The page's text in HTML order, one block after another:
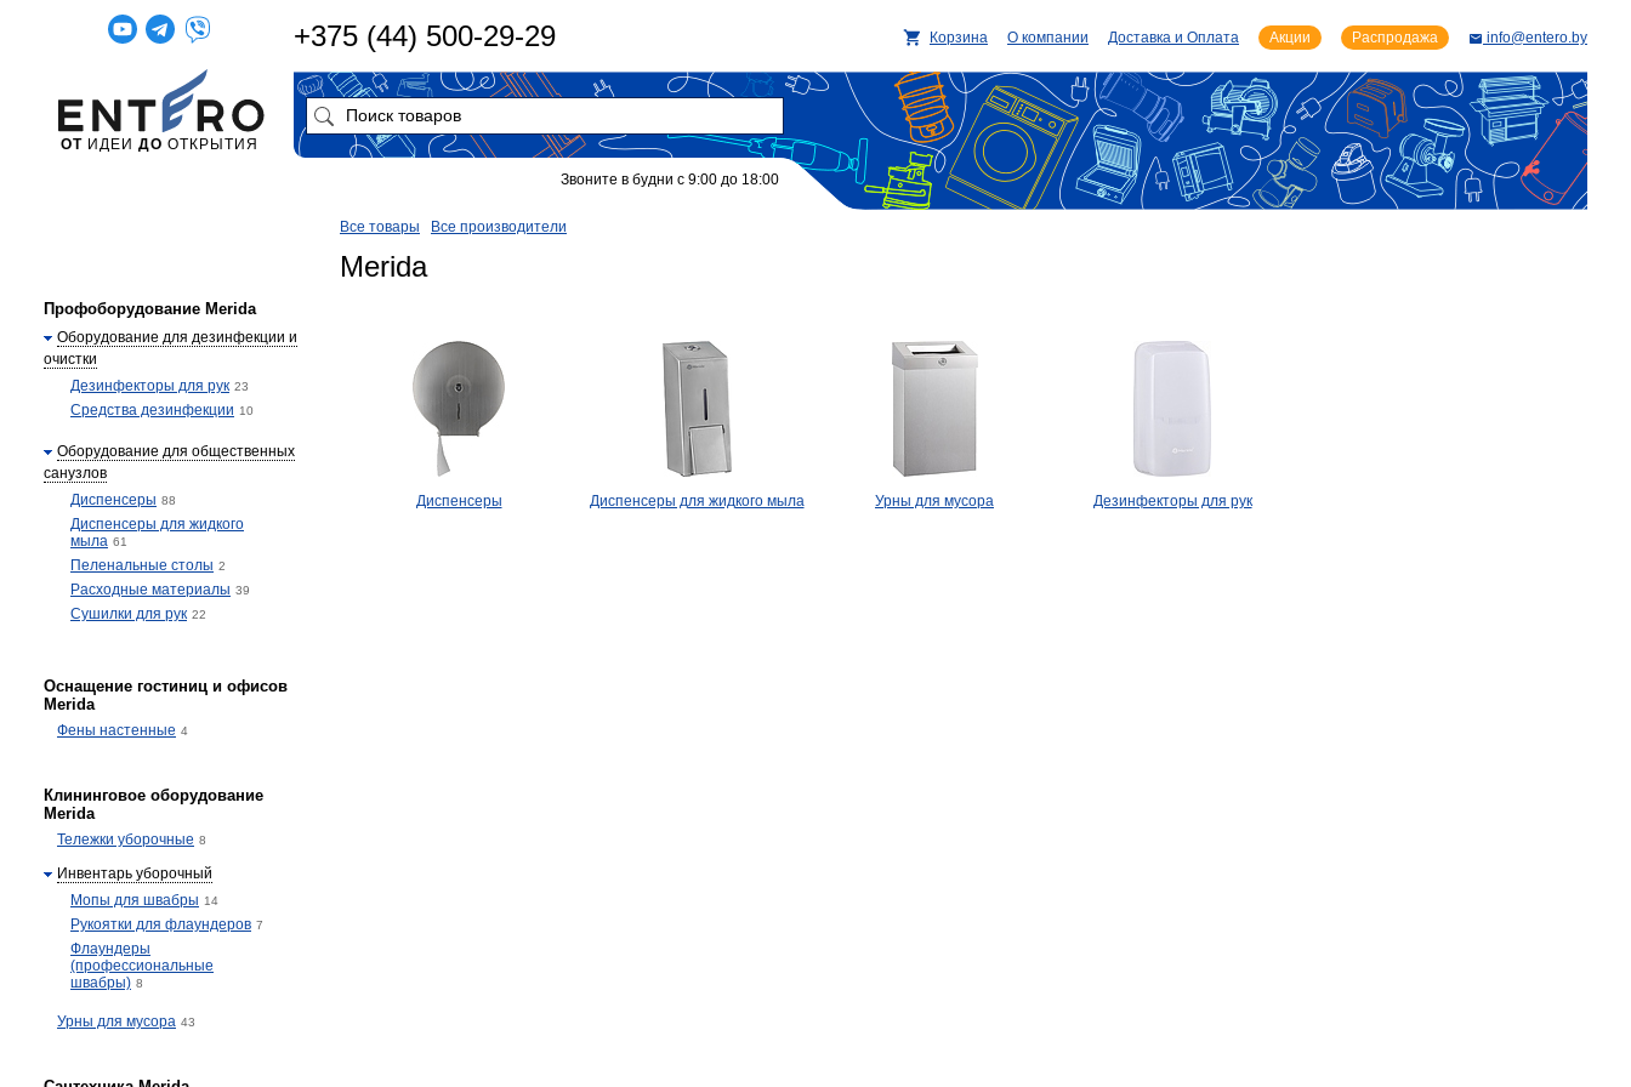
Все товары Все производители
Merida
Диспенсеры Диспенсеры для жидкого мыла Урны для мусора Дезинфекторы для рук
Профоборудование Merida
Оборудование для дезинфекции и
очистки
Дезинфекторы для рук 23
Средства дезинфекции 10
Оборудование для общественных
санузлов
Диспенсеры 88
Диспенсеры для жидкого
мыла 61
Пеленальные столы 2
Расходные материалы 39
Сушилки для рук 22
Оснащение гостиниц и офисов
Merida
Фены настенные 4
Клининговое оборудование
Merida
Тележки уборочные 8
Инвентарь уборочный
Мопы для швабры 14
Рукоятки для флаундеров 7
Флаундеры
(профессиональные
швабры) 8
Урны для мусора 43
ОТ ИДЕИ ДО ОТКРЫТИЯ
+375 (44) 500-29-29 Корзина О компании Доставка и Оплата Акции Распродажа info@entero.by
Звоните в будни с 9:00 до 18:00